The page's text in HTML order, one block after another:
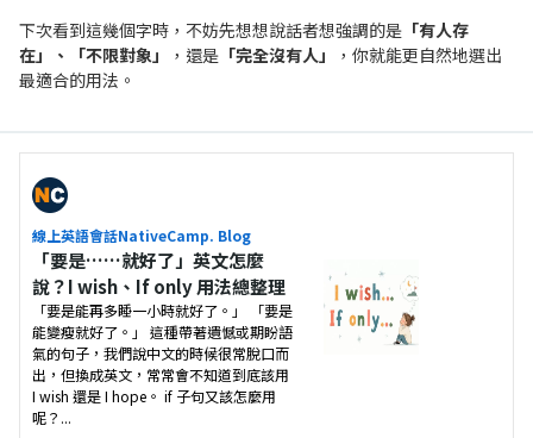
下次看到這幾個字時，不妨先想想說話者想強調的是 「有人存
在」、「不限對象」
，還是 「完全沒有人」
，你就能更自然地選出
最適合的用法。
線上英語會話NativeCamp. Blog
「要是……就好了」英文怎麼
說？I wish、If only 用法總整理
「要是能再多睡一小時就好了。」 「要是
能變瘦就好了。」 這種帶著遺憾或期盼語
氣的句子，我們說中文的時候很常脫口而
出，但換成英文，常常會不知道到底該用
I wish 還是 I hope。 if 子句又該怎麼用
呢？...